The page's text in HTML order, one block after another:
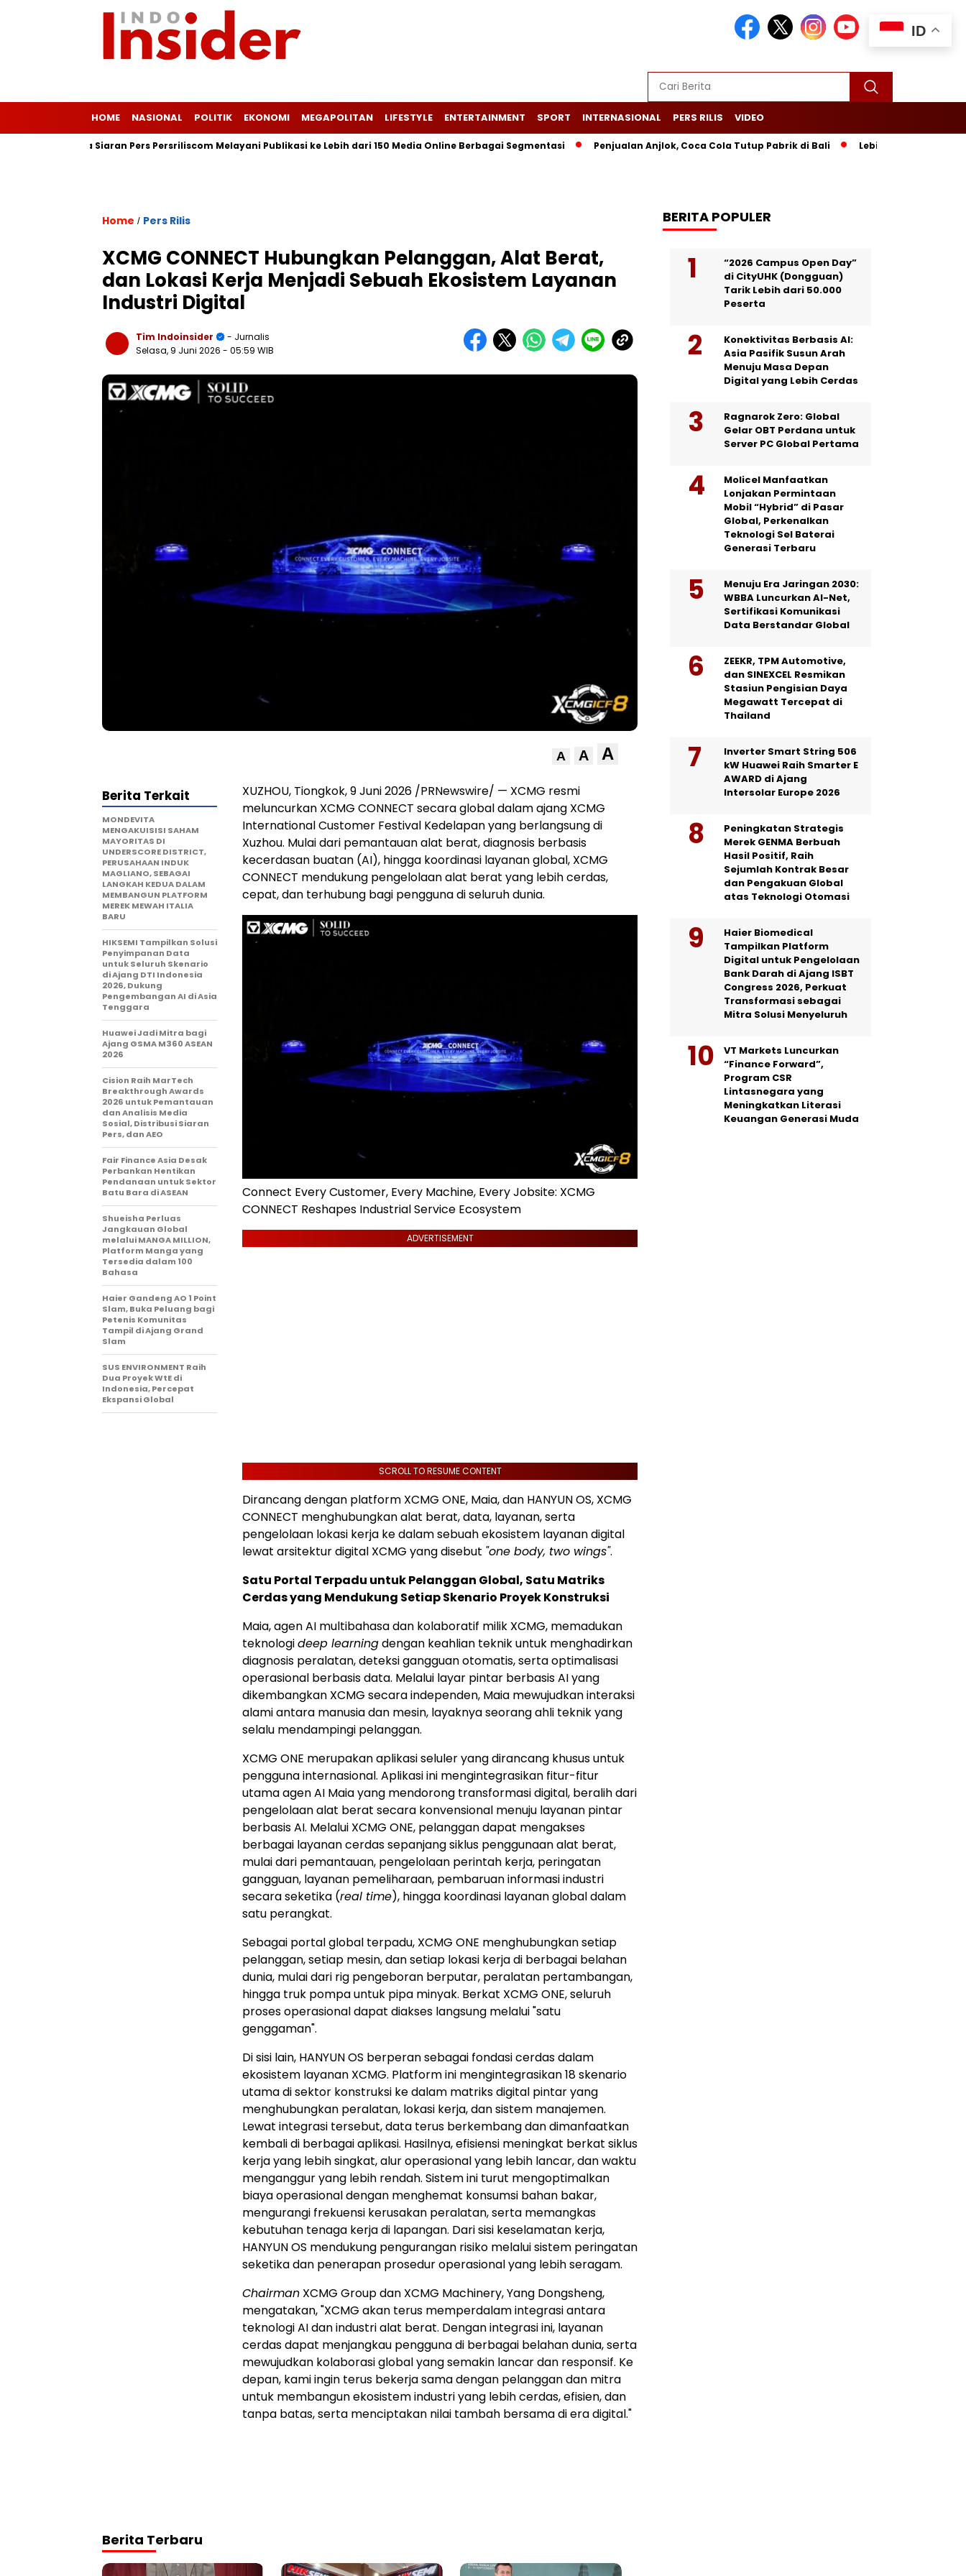
HOME NASIONAL POLITIK EKONOMI MEGAPOLITAN LIFESTYLE ENTERTAINMENT SPORT INTERNASIONAL PERS RILIS VIDEO
Jasa Siaran Pers Persriliscom Melayani Publikasi ke Lebih dari 150 Media Online Berbagai Segmentasi Penjualan Anjlok, Coca Cola Tutup Pabrik di Bali Lebih dari 200 Orang
Home / Pers Rilis
XCMG CONNECT Hubungkan Pelanggan, Alat Berat,
dan Lokasi Kerja Menjadi Sebuah Ekosistem Layanan
Industri Digital
Tim Indoinsider
- Jurnalis
Selasa, 9 Juni 2026 - 05:59 WIB
A A A
XUZHOU, Tiongkok,9 Juni 2026 /PRNewswire/ — XCMG resmi
meluncurkan XCMG CONNECT secara global dalam ajang XCMG
International Customer Festival Kedelapan yang berlangsung di
Xuzhou. Mulai dari pemantauan alat berat, diagnosis berbasis
kecerdasan buatan (AI), hingga koordinasi layanan global, XCMG
CONNECT mendukung pengelolaan alat berat yang lebih cerdas,
cepat, dan terhubung bagi pengguna di seluruh dunia.
Connect Every Customer, Every Machine, Every Jobsite: XCMG
CONNECT Reshapes Industrial Service Ecosystem
ADVERTISEMENT
SCROLL TO RESUME CONTENT
Dirancang dengan platform XCMG ONE, Maia, dan HANYUN OS, XCMG
CONNECT menghubungkan alat berat, data, layanan, serta
pengelolaan lokasi kerja ke dalam sebuah ekosistem layanan digital
lewat arsitektur digital XCMG yang disebut "one body, two wings".
Satu Portal Terpadu untuk Pelanggan Global, Satu Matriks
Cerdas yang Mendukung Setiap Skenario Proyek Konstruksi
Maia, agen AI multibahasa dan kolaboratif milik XCMG, memadukan
teknologideep learningdengan keahlian teknik untuk menghadirkan
diagnosis peralatan, deteksi gangguan otomatis, serta optimalisasi
operasional berbasis data. Melalui layar pintar berbasis AI yang
dikembangkan XCMG secara independen, Maia mewujudkan interaksi
alami antara manusia dan mesin, layaknya seorang ahli teknik yang
selalu mendampingi pelanggan.
XCMG ONE merupakan aplikasi seluler yang dirancang khusus untuk
pengguna internasional. Aplikasi ini mengintegrasikan fitur-fitur
utama agen AI Maia yang mendorong transformasi digital, beralih dari
pengelolaan alat berat secara konvensional menuju layanan pintar
berbasis AI. Melalui XCMG ONE, pelanggan dapat mengakses
berbagai layanan cerdas sepanjang siklus penggunaan alat berat,
mulai dari pemantauan, pengelolaan perintah kerja, peringatan
gangguan, layanan pemeliharaan, pembaruan informasi industri
secara seketika (real time), hingga koordinasi layanan global dalam
satu perangkat.
Sebagai portal global terpadu, XCMG ONE menghubungkan setiap
pelanggan, setiap mesin, dan setiap lokasi kerja di berbagai belahan
dunia, mulai dari rig pengeboran berputar, peralatan pertambangan,
hingga truk pompa untuk pipa minyak. Berkat XCMG ONE, seluruh
proses operasional dapat diakses langsung melalui "satu
genggaman".
Di sisi lain, HANYUN OS berperan sebagai fondasi cerdas dalam
ekosistem layanan XCMG. Platform ini mengintegrasikan 18 skenario
utama di sektor konstruksi ke dalam matriks digital pintar yang
menghubungkan peralatan, lokasi kerja, dan sistem manajemen.
Lewat integrasi tersebut, data terus berkembang dan dimanfaatkan
kembali di berbagai aplikasi. Hasilnya, efisiensi meningkat berkat siklus
kerja yang lebih singkat, alur operasional yang lebih lancar, dan waktu
menganggur yang lebih rendah. Sistem ini turut mengoptimalkan
biaya operasional dengan menghemat konsumsi bahan bakar,
mengurangi frekuensi kerusakan peralatan, serta memangkas
kebutuhan tenaga kerja di lapangan. Dari sisi keselamatan kerja,
HANYUN OS mendukung pengurangan risiko melalui sistem peringatan
seketika dan penerapan prosedur operasional yang lebih seragam.
Chairman XCMG Group dan XCMG Machinery, Yang Dongsheng,
mengatakan, "XCMG akan terus memperdalam integrasi antara
teknologi AI dan industri alat berat. Dengan integrasi ini, layanan
cerdas dapat menjangkau pengguna di berbagai belahan dunia, serta
mewujudkan kolaborasi global yang semakin lancar dan responsif. Ke
depan, kami ingin terus bekerja sama dengan pelanggan dan mitra
untuk membangun ekosistem industri yang lebih cerdas, efisien, dan
tanpa batas, serta menciptakan nilai tambah bersama di era digital."
Berita Terkait
MONDEVITA
MENGAKUISISI SAHAM
MAYORITAS DI
UNDERSCORE DISTRICT,
PERUSAHAAN INDUK
MAGLIANO, SEBAGAI
LANGKAH KEDUA DALAM
MEMBANGUN PLATFORM
MEREK MEWAH ITALIA
BARU
HIKSEMI Tampilkan Solusi
Penyimpanan Data
untuk Seluruh Skenario
di Ajang DTI Indonesia
2026, Dukung
Pengembangan AI di Asia
Tenggara
Huawei Jadi Mitra bagi
Ajang GSMA M360 ASEAN
2026
Cision Raih MarTech
Breakthrough Awards
2026 untuk Pemantauan
dan Analisis Media
Sosial, Distribusi Siaran
Pers, dan AEO
Fair Finance Asia Desak
Perbankan Hentikan
Pendanaan untuk Sektor
Batu Bara di ASEAN
Shueisha Perluas
Jangkauan Global
melalui MANGA MILLION,
Platform Manga yang
Tersedia dalam 100
Bahasa
Haier Gandeng AO 1 Point
Slam, Buka Peluang bagi
Petenis Komunitas
Tampil di Ajang Grand
Slam
SUS ENVIRONMENT Raih
Dua Proyek WtE di
Indonesia, Percepat
Ekspansi Global
Berita Terbaru
BERITA POPULER
“2026 Campus Open Day”
di CityUHK (Dongguan)
Tarik Lebih dari 50.000
Peserta
Konektivitas Berbasis AI:
Asia Pasifik Susun Arah
Menuju Masa Depan
Digital yang Lebih Cerdas
Ragnarok Zero: Global
Gelar OBT Perdana untuk
Server PC Global Pertama
Molicel Manfaatkan
Lonjakan Permintaan
Mobil “Hybrid” di Pasar
Global, Perkenalkan
Teknologi Sel Baterai
Generasi Terbaru
Menuju Era Jaringan 2030:
WBBA Luncurkan AI-Net,
Sertifikasi Komunikasi
Data Berstandar Global
ZEEKR, TPM Automotive,
dan SINEXCEL Resmikan
Stasiun Pengisian Daya
Megawatt Tercepat di
Thailand
Inverter Smart String 506
kW Huawei Raih Smarter E
AWARD di Ajang
Intersolar Europe 2026
Peningkatan Strategis
Merek GENMA Berbuah
Hasil Positif, Raih
Sejumlah Kontrak Besar
dan Pengakuan Global
atas Teknologi Otomasi
Haier Biomedical
Tampilkan Platform
Digital untuk Pengelolaan
Bank Darah di Ajang ISBT
Congress 2026, Perkuat
Transformasi sebagai
Mitra Solusi Menyeluruh
VT Markets Luncurkan
“Finance Forward”,
Program CSR
Lintasnegara yang
Meningkatkan Literasi
Keuangan Generasi Muda
ID